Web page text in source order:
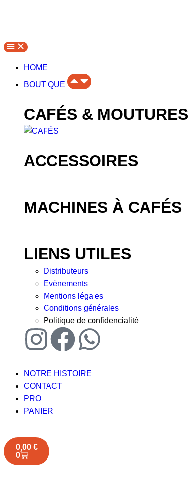
HOME
BOUTIQUE
CAFÉS & MOUTURES
ACCESSOIRES
MACHINES À CAFÉS
LIENS UTILES
Distributeurs
Evènements
Mentions légales
Conditions générales
Politique de confidencialité
NOTRE HISTOIRE
CONTACT
PRO
PANIER
0,00 €
0